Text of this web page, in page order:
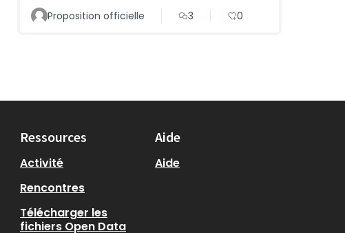
Proposition officielle 3 0
Ressources
Activité
Rencontres
Télécharger les
fichiers Open Data
Aide
Aide